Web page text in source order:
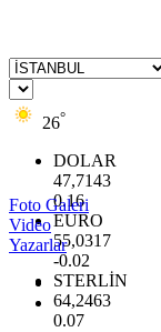
26°
DOLAR
47,7143
0.16
EURO
55,0317
-0.02
STERLİN
64,2463
0.07
Foto Galeri
Video
Yazarlar